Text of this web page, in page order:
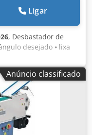
Ligar
, Desbastador de
desejado ⦁ lixa
Irvme Agmsr ⦁ lixa
para tubos e perfis
- Lixa de fita
50 Hz - Rotação
seg - para tubos de
Anúncio classificado